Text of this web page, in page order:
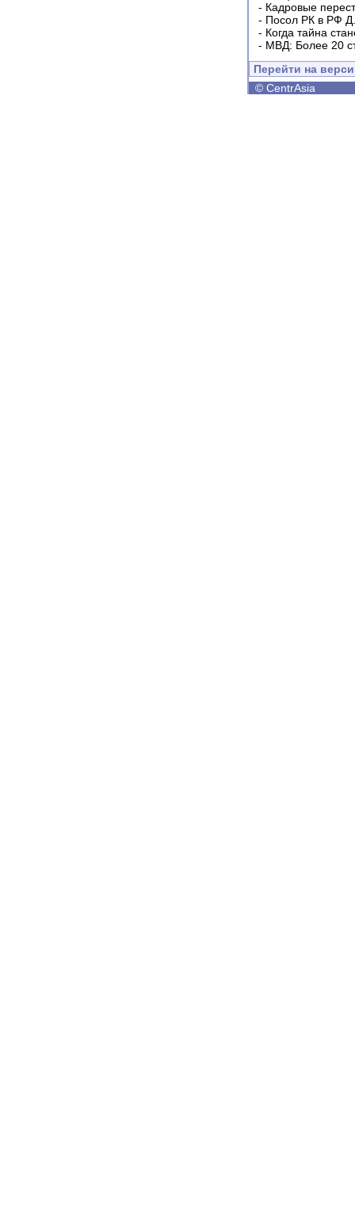
- Кадровые
- Посол РК в РФ
- Когда тайна
- МВД: Более 20
Перейти на
© CentrAsia